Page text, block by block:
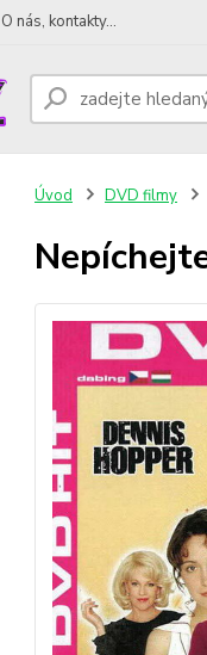
O nás, kontakty...
Úvod DVD filmy